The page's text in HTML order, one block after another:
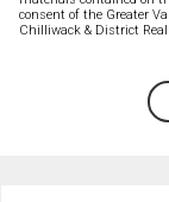
consent of the Greater
Chilliwack & District Real